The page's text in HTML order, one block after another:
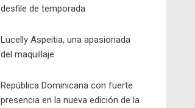
desfile de temporada
Lucelly Aspeitia, una apasionada
del maquillaje
República Dominicana con fuerte
presencia en la nueva edición de la